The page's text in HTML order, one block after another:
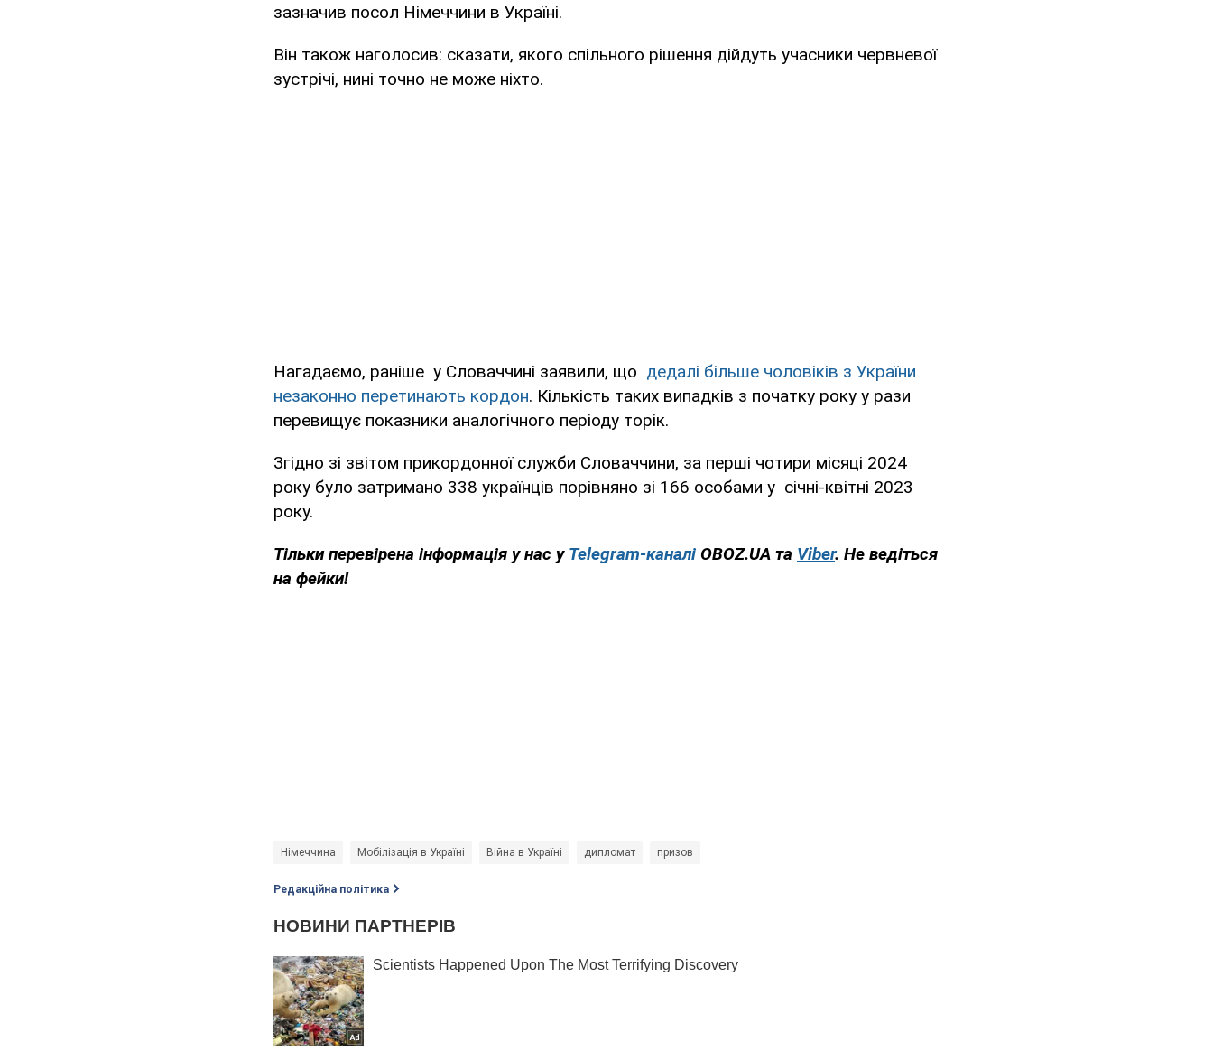
зазначив посол Німеччини в Україні.
Він також наголосив: сказати, якого спільного рішення дійдуть учасники червневої
зустрічі, нині точно не може ніхто.
Нагадаємо, раніше у Словаччині заявили, що дедалі більше чоловіків з України
незаконно перетинають кордон. Кількість таких випадків з початку року у рази
перевищує показники аналогічного періоду торік.
Згідно зі звітом прикордонної служби Словаччини, за перші чотири місяці 2024
року було затримано 338 українців порівняно зі 166 особами у січні-квітні 2023
року.
Тільки перевірена інформація у нас у Telegram-каналі OBOZ.UA та Viber. Не ведіться
на фейки!
Німеччина Мобілізація в Україні Війна в Україні дипломат призов
Редакційна політика